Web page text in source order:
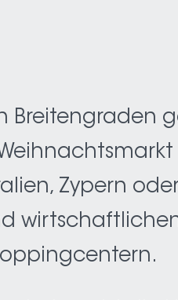
Breitengraden
Zypern